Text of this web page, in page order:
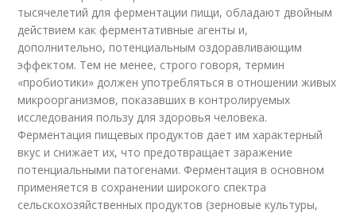
тысячелетий для ферментации пищи, обладают двойным
действием как ферментативные агенты и,
дополнительно, потенциальным оздоравливающим
эффектом. Тем не менее, строго говоря, термин
«пробиотики» должен употребляться в отношении живых
микроорганизмов, показавших в контролируемых
исследования пользу для здоровья человека.
Ферментация пищевых продуктов дает им характерный
вкус и снижает их, что предотвращает заражение
потенциальными патогенами. Ферментация в основном
применяется в сохранении широкого спектра
сельскохозяйственных продуктов (зерновые культуры,